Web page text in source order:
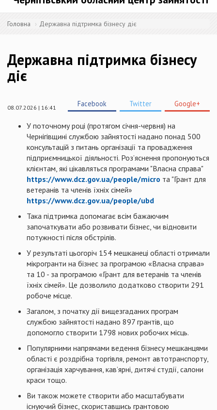
Головна Державна підтримка бізнесу діє
Державна підтримка бізнесу
діє
08.07.2026 | 16:41 Facebook Twitter Google+
У поточному році (протягом січня-червня) на
Чернігівщині службою зайнятості надано понад 500
консультацій з питань організації та провадження
підприємницької діяльності. Роз’яснення пропонуються
клієнтам, які цікавляться програмами "Власна справа"
https://www.dcz.gov.ua/people/micro та "Грант для
ветеранів та членів їхніх сімей»
https://www.dcz.gov.ua/people/ubd
Така підтримка допомагає всім бажаючим
започаткувати або розвивати бізнес, чи відновити
потужності після обстрілів.
У результаті цьогоріч 154 мешканеці області отримали
мікрогранти на бізнес за програмою «Власна справа»
та 10 - за програмою «Грант для ветеранів та членів
їхніх сімей». Це дозволило додатково створити 291
робоче місце.
Загалом, з початку дії вищезгаданих програм
службою зайнятості надано 897 грантів, що
допомогло створити 1798 нових робочих місць.
Популярними напрямами ведення бізнесу мешканцями
області є роздрібна торгівля, ремонт автотранспорту,
організація харчування, кав’ярні, дитячі студії, салони
краси тощо.
Ви також можете створити або масштабувати
існуючий бізнес, скориставшись грантовою